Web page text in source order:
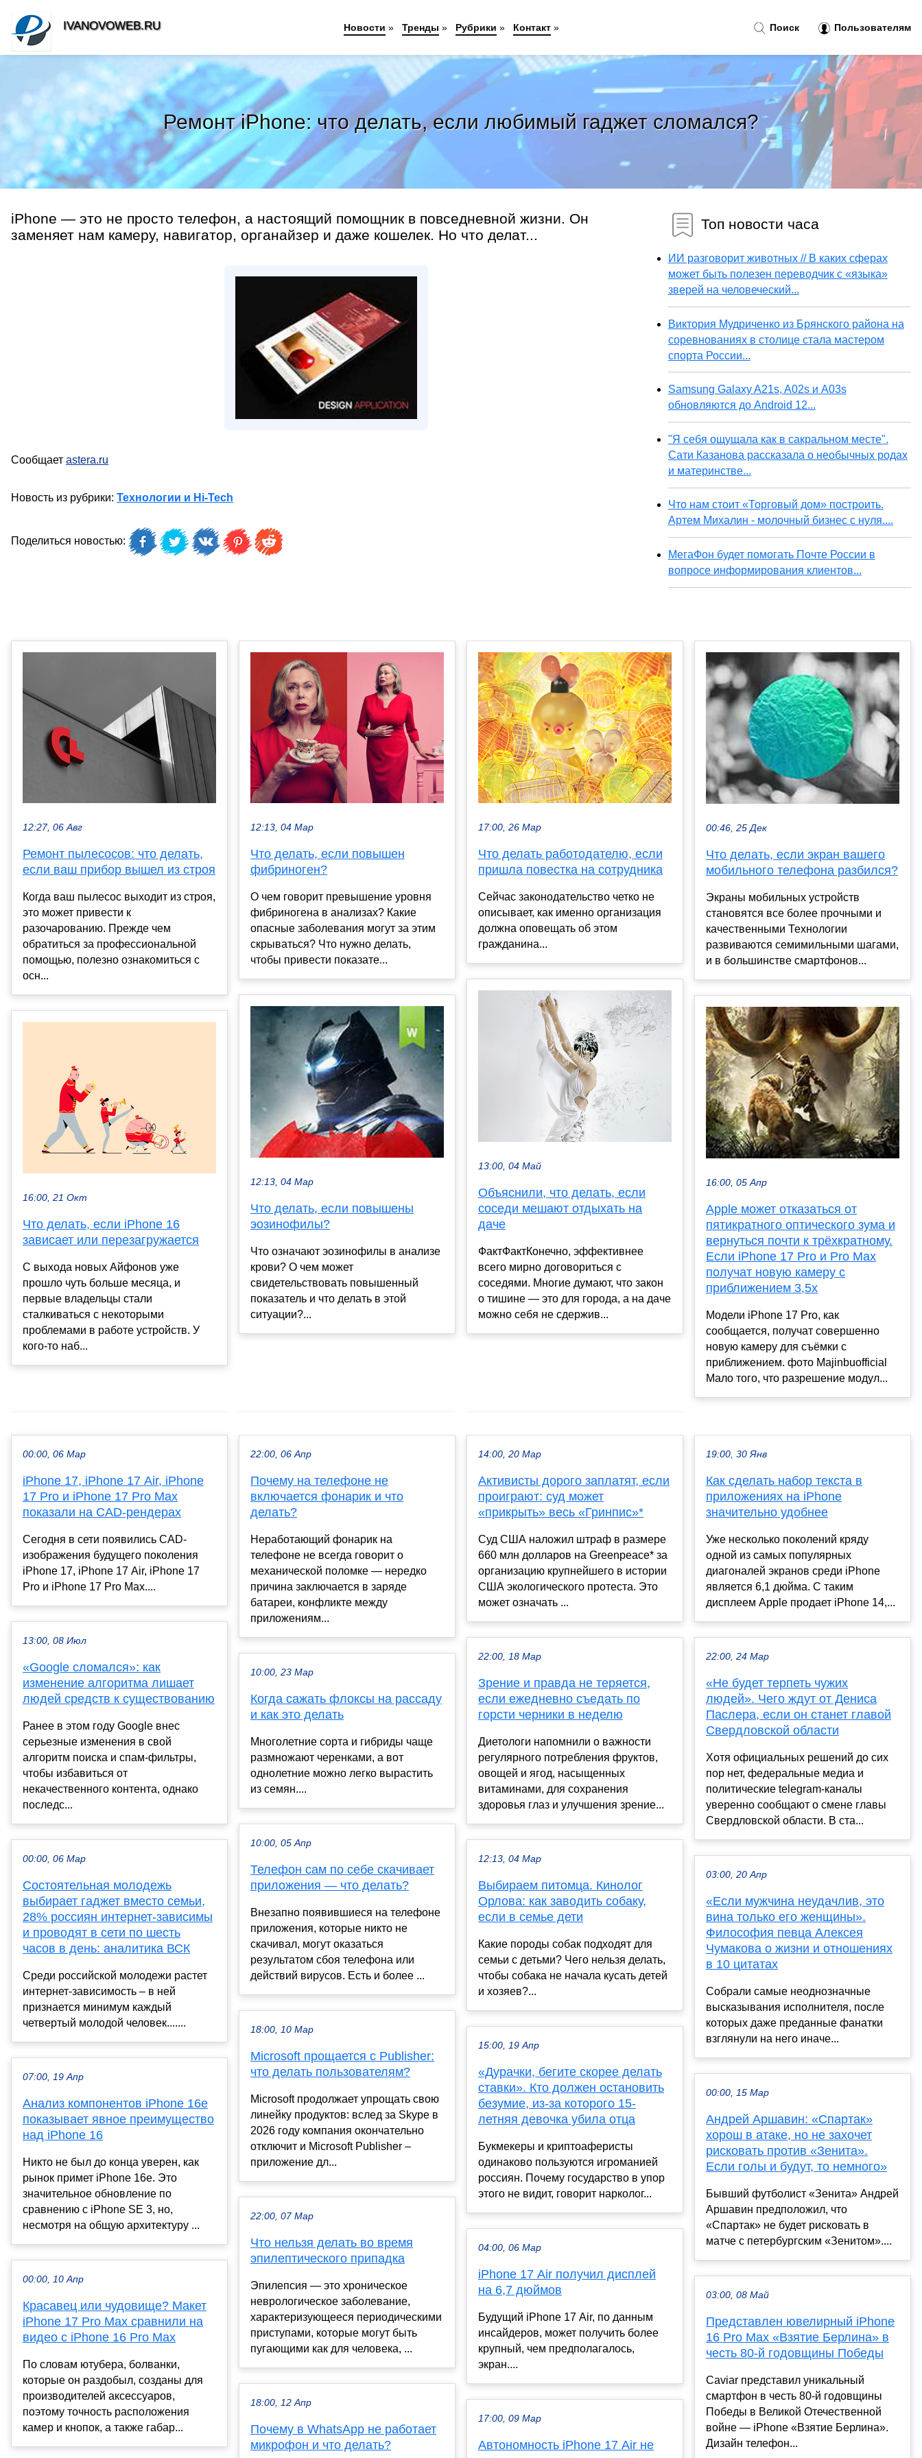
Ремонт iPhone: что делать, если любимый гаджет сломался?
iPhone — это не просто телефон, а настоящий помощник в повседневной жизни. Он
заменяет нам камеру, навигатор, органайзер и даже кошелек. Но что делат...
Сообщает astera.ru
Новость из рубрики: Технологии и Hi-Tech
Поделиться новостью:
Топ новости часа
ИИ разговорит животных // В каких сферах
может быть полезен переводчик с «языка»
зверей на человеческий...
Виктория Мудриченко из Брянского района на
соревнованиях в столице стала мастером
спорта России...
Samsung Galaxy A21s, A02s и A03s
обновляются до Android 12...
"Я себя ощущала как в сакральном месте".
Сати Казанова рассказала о необычных родах
и материнстве...
Что нам стоит «Торговый дом» построить.
Артем Михалин - молочный бизнес с нуля....
МегаФон будет помогать Почте России в
вопросе информирования клиентов...
12:27, 06 Авг
Ремонт пылесосов: что делать,
если ваш прибор вышел из строя
Когда ваш пылесос выходит из строя,
это может привести к
разочарованию. Прежде чем
обратиться за профессиональной
помощью, полезно ознакомиться с
осн...
16:00, 21 Окт
Что делать, если iPhone 16
зависает или перезагружается
С выхода новых Айфонов уже
прошло чуть больше месяца, и
первые владельцы стали
сталкиваться с некоторыми
проблемами в работе устройств. У
кого-то наб...
12:13, 04 Мар
Что делать, если повышен
фибриноген?
О чем говорит превышение уровня
фибриногена в анализах? Какие
опасные заболевания могут за этим
скрываться? Что нужно делать,
чтобы привести показате...
12:13, 04 Мар
Что делать, если повышены
эозинофилы?
Что означают эозинофилы в анализе
крови? О чем может
свидетельствовать повышенный
показатель и что делать в этой
ситуации?...
17:00, 26 Мар
Что делать работодателю, если
пришла повестка на сотрудника
Сейчас законодательство четко не
описывает, как именно организация
должна оповещать об этом
гражданина...
13:00, 04 Май
Объяснили, что делать, если
соседи мешают отдыхать на
даче
ФактФактКонечно, эффективнее
всего мирно договориться с
соседями. Многие думают, что закон
о тишине — это для города, а на даче
можно себя не сдержив...
00:46, 25 Дек
Что делать, если экран вашего
мобильного телефона разбился?
Экраны мобильных устройств
становятся все более прочными и
качественными Технологии
развиваются семимильными шагами,
и в большинстве смартфонов...
16:00, 05 Апр
Apple может отказаться от
пятикратного оптического зума и
вернуться почти к трёхкратному.
Если iPhone 17 Pro и Pro Max
получат новую камеру с
приближением 3,5х
Модели iPhone 17 Pro, как
сообщается, получат совершенно
новую камеру для съёмки с
приближением. фото Majinbuofficial
Мало того, что разрешение модул...
00:00, 06 Мар
iPhone 17, iPhone 17 Air, iPhone
17 Pro и iPhone 17 Pro Max
показали на CAD-рендерах
Сегодня в сети появились CAD-
изображения будущего поколения
iPhone 17, iPhone 17 Air, iPhone 17
Pro и iPhone 17 Pro Max....
13:00, 08 Июл
«Google сломался»: как
изменение алгоритма лишает
людей средств к существованию
Ранее в этом году Google внес
серьезные изменения в свой
алгоритм поиска и спам-фильтры,
чтобы избавиться от
некачественного контента, однако
последс...
00:00, 06 Мар
Состоятельная молодежь
выбирает гаджет вместо семьи,
28% россиян интернет-зависимы
и проводят в сети по шесть
часов в день: аналитика ВСК
Среди российской молодежи растет
интернет-зависимость – в ней
признается минимум каждый
четвертый молодой человек.......
07:00, 19 Апр
Анализ компонентов iPhone 16e
показывает явное преимущество
над iPhone 16
Никто не был до конца уверен, как
рынок примет iPhone 16e. Это
значительное обновление по
сравнению с iPhone SE 3, но,
несмотря на общую архитектуру ...
00:00, 10 Апр
Красавец или чудовище? Макет
iPhone 17 Pro Max сравнили на
видео с iPhone 16 Pro Max
По словам ютубера, болванки,
которые он раздобыл, созданы для
производителей аксессуаров,
поэтому точность расположения
камер и кнопок, а также габар...
22:00, 06 Апр
Почему на телефоне не
включается фонарик и что
делать?
Неработающий фонарик на
телефоне не всегда говорит о
механической поломке — нередко
причина заключается в заряде
батареи, конфликте между
приложениям...
10:00, 23 Мар
Когда сажать флоксы на рассаду
и как это делать
Многолетние сорта и гибриды чаще
размножают черенками, а вот
однолетние можно легко вырастить
из семян....
10:00, 05 Апр
Телефон сам по себе скачивает
приложения — что делать?
Внезапно появившиеся на телефоне
приложения, которые никто не
скачивал, могут оказаться
результатом сбоя телефона или
действий вирусов. Есть и более ...
18:00, 10 Мар
Microsoft прощается с Publisher:
что делать пользователям?
Microsoft продолжает упрощать свою
линейку продуктов: вслед за Skype в
2026 году компания окончательно
отключит и Microsoft Publisher –
приложение дл...
22:00, 07 Мар
Что нельзя делать во время
эпилептического припадка
Эпилепсия — это хроническое
неврологическое заболевание,
характеризующееся периодическими
приступами, которые могут быть
пугающими как для человека, ...
18:00, 12 Апр
Почему в WhatsApp не работает
микрофон и что делать?
14:00, 20 Мар
Активисты дорого заплатят, если
проиграют: суд может
«прикрыть» весь «Гринпис»*
Суд США наложил штраф в размере
660 млн долларов на Greenpeace* за
организацию крупнейшего в истории
США экологического протеста. Это
может означать ...
22:00, 18 Мар
Зрение и правда не теряется,
если ежедневно съедать по
горсти черники в неделю
Диетологи напомнили о важности
регулярного потребления фруктов,
овощей и ягод, насыщенных
витаминами, для сохранения
здоровья глаз и улучшения зрение...
12:13, 04 Мар
Выбираем питомца. Кинолог
Орлова: как заводить собаку,
если в семье дети
Какие породы собак подходят для
семьи с детьми? Чего нельзя делать,
чтобы собака не начала кусать детей
и хозяев?...
15:00, 19 Апр
«Дурачки, бегите скорее делать
ставки». Кто должен остановить
безумие, из-за которого 15-
летняя девочка убила отца
Букмекеры и криптоаферисты
одинаково пользуются игроманией
россиян. Почему государство в упор
этого не видит, говорит нарколог...
04:00, 06 Мар
iPhone 17 Air получил дисплей
на 6,7 дюймов
Будущий iPhone 17 Air, по данным
инсайдеров, может получить более
крупный, чем предполагалось,
экран....
17:00, 09 Мар
Автономность iPhone 17 Air не
19:00, 30 Янв
Как сделать набор текста в
приложениях на iPhone
значительно удобнее
Уже несколько поколений кряду
одной из самых популярных
диагоналей экранов среди iPhone
является 6,1 дюйма. С таким
дисплеем Apple продает iPhone 14,...
22:00, 24 Мар
«Не будет терпеть чужих
людей». Чего ждут от Дениса
Паслера, если он станет главой
Свердловской области
Хотя официальных решений до сих
пор нет, федеральные медиа и
политические telegram-каналы
уверенно сообщают о смене главы
Свердловской области. В ста...
03:00, 20 Апр
«Если мужчина неудачлив, это
вина только его женщины».
Философия певца Алексея
Чумакова о жизни и отношениях
в 10 цитатах
Собрали самые неоднозначные
высказывания исполнителя, после
которых даже преданные фанатки
взглянули на него иначе...
00:00, 15 Мар
Андрей Аршавин: «Спартак»
хорош в атаке, но не захочет
рисковать против «Зенита».
Если голы и будут, то немного»
Бывший футболист «Зенита» Андрей
Аршавин предположил, что
«Спартак» не будет рисковать в
матче с петербургским «Зенитом»....
03:00, 08 Май
Представлен ювелирный iPhone
16 Pro Max «Взятие Берлина» в
честь 80-й годовщины Победы
Caviar представил уникальный
смартфон в честь 80-й годовщины
Победы в Великой Отечественной
войне — iPhone «Взятие Берлина».
Дизайн телефон...
Поиск Пользователям
IVANOVOWEB.RU Новости » Тренды » Рубрики » Контакт »